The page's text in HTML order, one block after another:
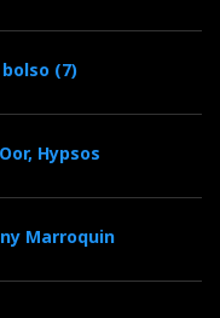
(7)
Hypsos
Marroquin